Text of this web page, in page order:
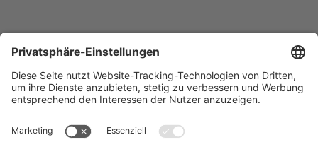
Deutschen Gießerei-Industrie e.V.